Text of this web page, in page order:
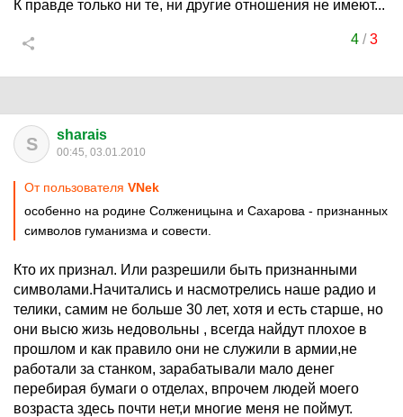
К правде только ни те, ни другие отношения не имеют...
4/3
S sharais
00:45, 03.01.2010
От пользователя VNek
особенно на родине Солженицына и Сахарова - признанных
символов гуманизма и совести.
Кто их признал. Или разрешили быть признанными
символами.Начитались и насмотрелись наше радио и
телики, самим не больше 30 лет, хотя и есть старше, но
они высю жизь недовольны , всегда найдут плохое в
прошлом и как правило они не служили в армии,не
работали за станком, зарабатывали мало денег
перебирая бумаги о отделах, впрочем людей моего
возраста здесь почти нет,и многие меня не поймут.